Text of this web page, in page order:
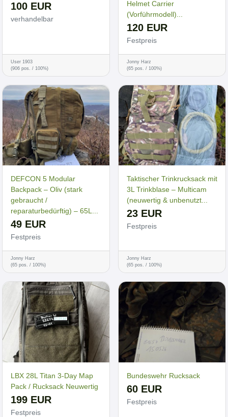
100 EUR
verhandelbar
User 1903
(906 pos. / 100%)
Helmet Carrier
(Vorführmodell)...
120 EUR
Festpreis
Jonny Harz
(65 pos. / 100%)
DEFCON 5 Modular
Backpack – Oliv (stark
gebraucht /
reparaturbedürftig) – 65L...
49 EUR
Festpreis
Jonny Harz
(65 pos. / 100%)
Taktischer Trinkrucksack mit
3L Trinkblase – Multicam
(neuwertig & unbenutzt...
23 EUR
Festpreis
Jonny Harz
(65 pos. / 100%)
LBX 28L Titan 3-Day Map
Pack / Rucksack Neuwertig
199 EUR
Festpreis
Bundeswehr Rucksack
60 EUR
Festpreis